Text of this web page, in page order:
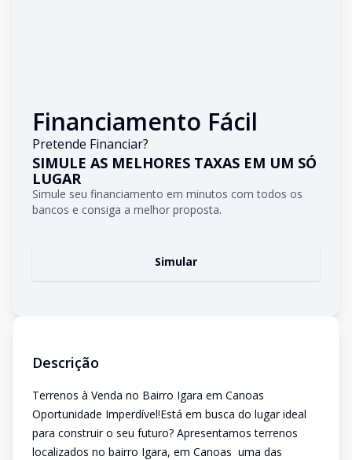
Financiamento Fácil
Pretende Financiar?
SIMULE AS MELHORES TAXAS EM UM SÓ
LUGAR
Simule seu financiamento em minutos com todos os
bancos e consiga a melhor proposta.
Simular
Descrição
Terrenos à Venda no Bairro Igara em Canoas 
Oportunidade Imperdível!Está em busca do lugar ideal
para construir o seu futuro? Apresentamos terrenos
localizados no bairro Igara, em Canoas  uma das